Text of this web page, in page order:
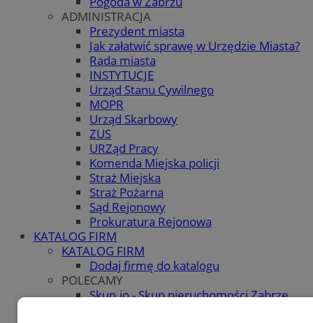
ADMINISTRACJA
Prezydent miasta
Jak załatwić sprawę w Urzędzie Miasta?
Rada miasta
INSTYTUCJE
Urząd Stanu Cywilnego
MOPR
Urząd Skarbowy
ZUS
URZąd Pracy
Komenda Miejska policji
Straż Miejska
Straż Pożarna
Sąd Rejonowy
Prokuratura Rejonowa
KATALOG FIRM
KATALOG FIRM
Dodaj firmę do katalogu
POLECAMY
Skup.io - Skup nieruchomości Zabrze